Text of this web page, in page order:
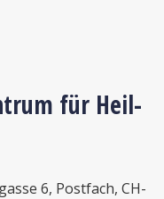
für Heil-
6, Postfach, CH-